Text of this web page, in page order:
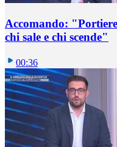
Accomando:
chi sale e chi scende"
00:36